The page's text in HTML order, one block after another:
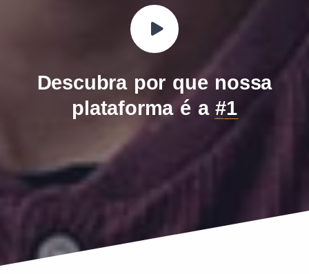
Descubra por que nossa
plataforma é a#1